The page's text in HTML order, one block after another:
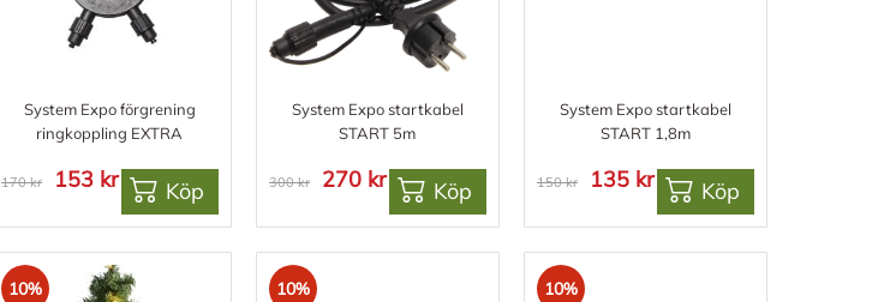
System Expo förgrening
ringkoppling EXTRA
170 kr 153 kr Köp
System Expo startkabel
START 5m
300 kr 270 kr Köp
System Expo startkabel
START 1,8m
150 kr 135 kr Köp
10% 10% 10%